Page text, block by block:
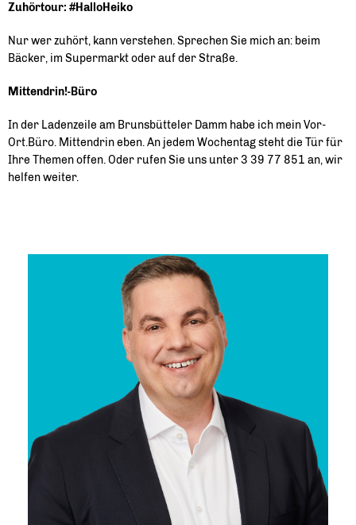
Zuhörtour: #HalloHeiko
Nur wer zuhört, kann verstehen. Sprechen Sie mich an: beim
Bäcker, im Supermarkt oder auf der Straße.
Mittendrin!-Büro
In der Ladenzeile am Brunsbütteler Damm habe ich mein Vor-
Ort.Büro. Mittendrin eben. An jedem Wochentag steht die Tür für
Ihre Themen offen. Oder rufen Sie uns unter 3 39 77 851 an, wir
helfen weiter.